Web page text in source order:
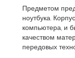
Предметом
ноутбука.
компьютера, и
качеством
передовых